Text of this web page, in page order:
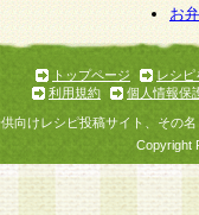
お
トップページ
レシピ
利用規約
個人情報保
向けレシピ投稿サイト、その
Copyright